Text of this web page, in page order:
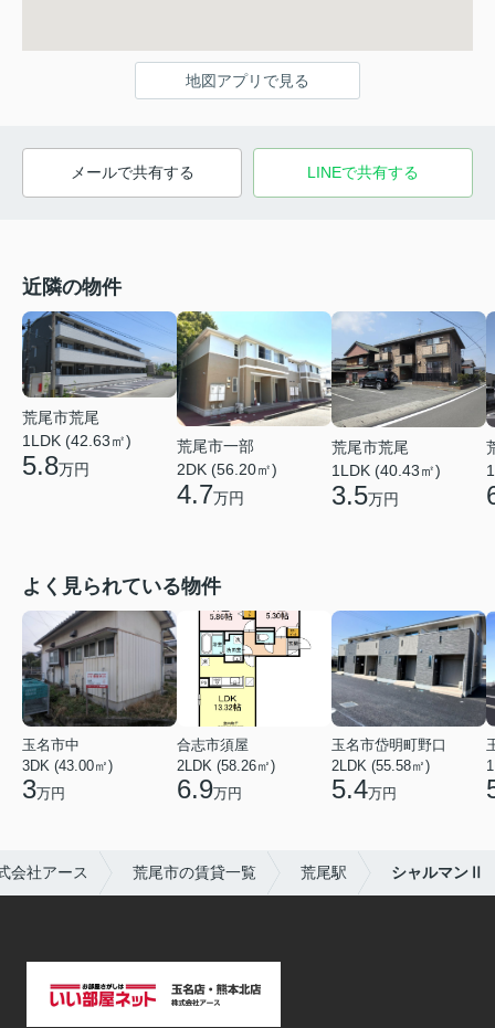
地図アプリで見る
メールで共有する LINEで共有する
近隣の物件
荒尾市荒尾
1LDK (42.63㎡)
5.8万円
荒尾市一部
2DK (56.20㎡)
4.7万円
荒尾市荒尾
1LDK (40.43㎡)
3.5万円
よく見られている物件
玉名市中
3DK (43.00㎡)
3万円
合志市須屋
2LDK (58.26㎡)
6.9万円
玉名市岱明町野口
2LDK (55.58㎡)
5.4万円
会社アース 荒尾市の賃貸一覧 荒尾駅 シャルマンⅡ